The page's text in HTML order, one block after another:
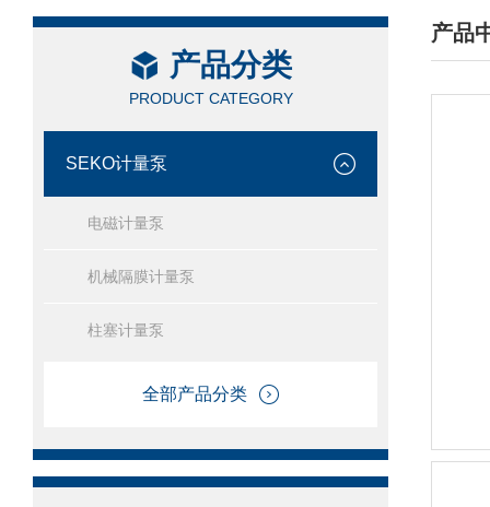
产品分类
PRODUCT CATEGORY
SEKO计量泵
电磁计量泵
机械隔膜计量泵
柱塞计量泵
全部产品分类
产品
/